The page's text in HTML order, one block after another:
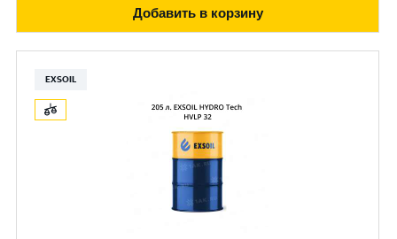
Добавить в корзину
EXSOIL